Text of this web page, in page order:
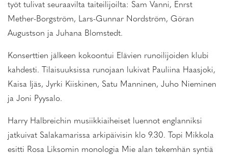
työt tulivat seuraavilta taiteilijoilta: Sam Vanni, Enrst
Mether-Borgström, Lars-Gunnar Nordström, Göran
Augustson ja Juhana Blomstedt.
Konserttien jälkeen kokoontui Elävien runoilijoiden klubi
kahdesti. Tilaisuuksissa runojaan lukivat Pauliina Haasjoki,
Kaisa Ijäs, Jyrki Kiiskinen, Satu Manninen, Juho Nieminen
ja Joni Pyysalo.
Harry Halbreichin musiikkiaiheiset luennot englanniksi
jatkuivat Salakamarissa arkipäivisin klo 9.30. Topi Mikkola
esitti Rosa Liksomin monologia Mie alan tekemhän syntiä